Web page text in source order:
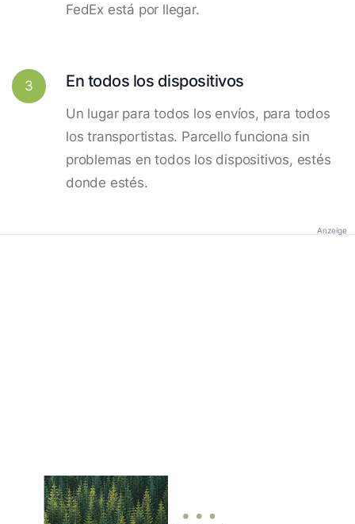
FedEx está por llegar.
3 En todos los dispositivos
Un lugar para todos los envíos, para todos
los transportistas. Parcello funciona sin
problemas en todos los dispositivos, estés
donde estés.
Anzeige